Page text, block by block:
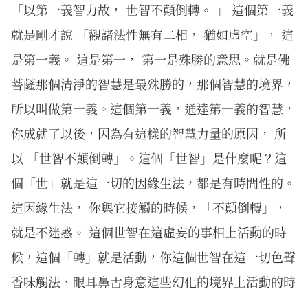
「以第一義智力故， 世智不顛倒轉。 」 這個第一義
就是剛才說 「觀諸法性無有二相， 猶如虛空」， 這
是第一義。 這是第一， 第一是殊勝的意思。就是佛
菩薩那個清淨的智慧是最殊勝的，那個智慧的境界，
所以叫做第一義。這個第一義，通達第一義的智慧，
你成就了以後，因為有這樣的智慧力量的原因， 所
以 「世智不顛倒轉」。這個「世智」是什麼呢？這
個「世」就是這一切的因緣生法，都是有時間性的。
這因緣生法， 你與它接觸的時候，「不顛倒轉」，
就是不迷惑。 這個世智在這虛妄的事相上活動的時
候，這個「轉」就是活動，你這個世智在這一切色聲
香味觸法、眼耳鼻舌身意這些幻化的境界上活動的時